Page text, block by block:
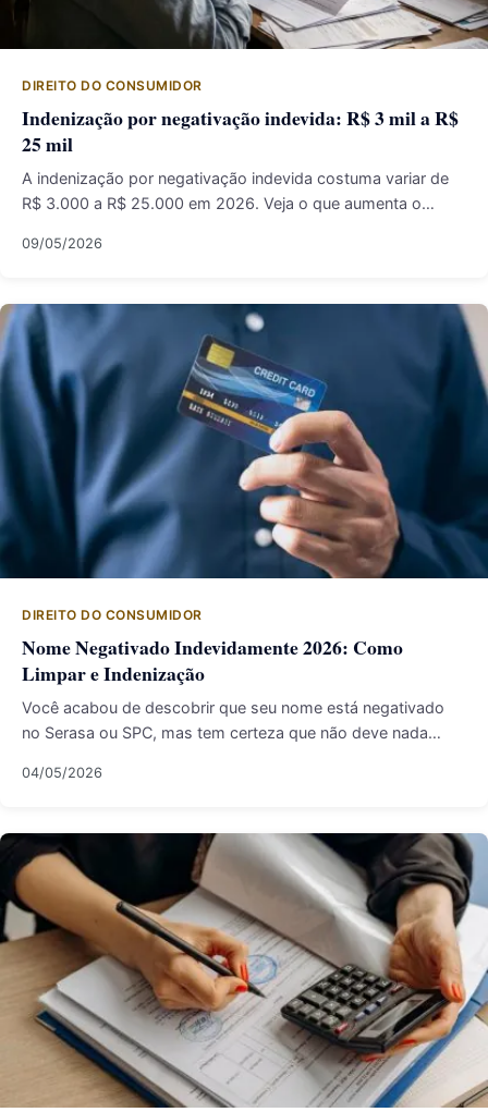
DIREITO DO CONSUMIDOR
Indenização por negativação indevida: R$ 3 mil a R$
25 mil
A indenização por negativação indevida costuma variar de
R$ 3.000 a R$ 25.000 em 2026. Veja o que aumenta o…
09/05/2026
DIREITO DO CONSUMIDOR
Nome Negativado Indevidamente 2026: Como
Limpar e Indenização
Você acabou de descobrir que seu nome está negativado
no Serasa ou SPC, mas tem certeza que não deve nada…
04/05/2026